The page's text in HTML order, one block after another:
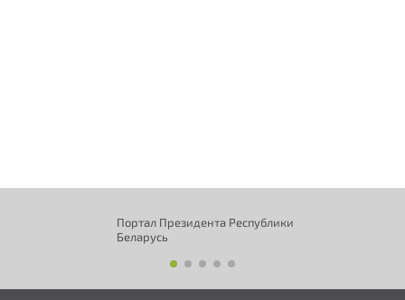
Портал Президента Республики
Беларусь